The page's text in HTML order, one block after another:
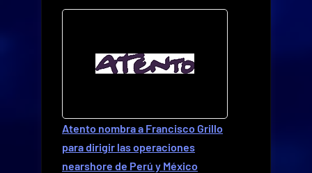
Atento nombra a Francisco Grillo
para dirigir las operaciones
nearshore de Perú y México